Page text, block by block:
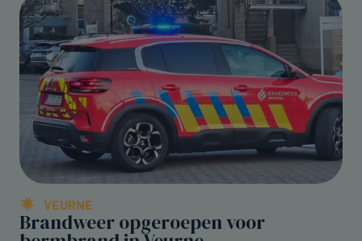
VEURNE
Brandweer opgeroepen voor